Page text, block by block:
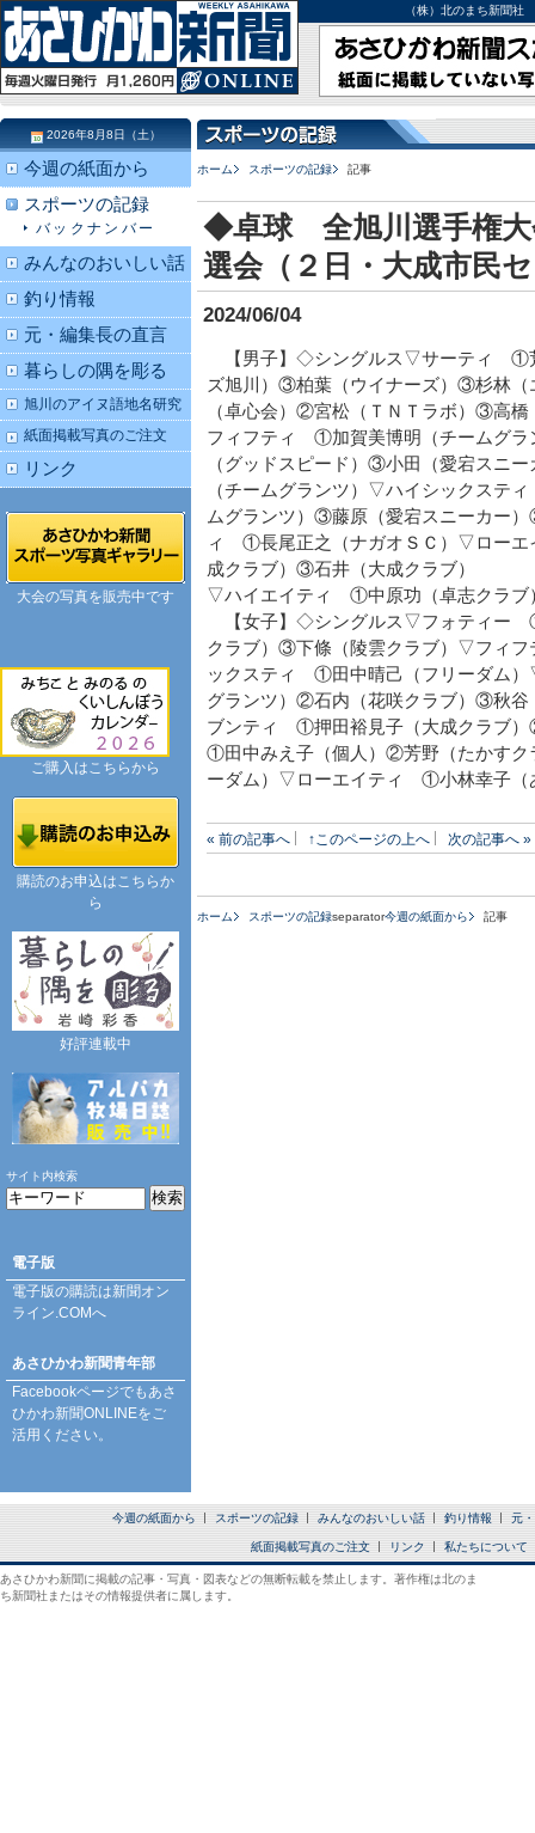
（株）北のまち新聞
ホーム スポーツの記録 記事
◆卓球 全旭川選手権大
選会（２日・大成市民
2024/06/04
【男子】◇シングルス▽サーティ ①
ズ旭川）③柏葉（ウイナーズ）③杉林
（卓心会）②宮松（ＴＮＴラボ）③高
フィフティ ①加賀美博明（チームグ
（グッドスピード）③小田（愛宕ス
（チームグランツ）▽ハイシックス
ムグランツ）③藤原（愛宕スニーカー
ィ ①長尾正之（ナガオＳＣ）▽ロー
成クラブ）③石井（大成クラブ）
▽ハイエイティ ①中原功（卓志クラブ
【女子】◇シングルス▽フォティー
クラブ）③下條（陵雲クラブ）▽フィ
ックスティ ①田中晴己（フリーダム
グランツ）②石内（花咲クラブ）③秋
ブンティ ①押田裕見子（大成クラブ
①田中みえ子（個人）②芳野（たかす
ーダム）▽ローエイティ ①小林幸子（
« 前の記事へ ↑このページの上へ 次の記事へ »
ホーム スポーツの記録separator今週の紙面から 記事
2026年8月8日（土）
今週の紙面から
スポーツの記録
バックナンバー
みんなのおいしい話
釣り情報
元・編集長の直言
暮らしの隅を彫る
旭川のアイヌ語地名研究
紙面掲載写真のご注文
リンク
大会の写真を販売中です
ご購入はこちらから
購読のお申込はこちらか
ら
好評連載中
サイト内検索
電子版
電子版の購読は新聞オン
ライン.COMへ
あさひかわ新聞青年部
Facebookページでもあさ
ひかわ新聞ONLINEをご
活用ください。
今週の紙面から スポーツの記録 みんなのおいしい話 釣り情報 元
紙面掲載写真のご注文 リンク 私たちについて
あさひかわ新聞に掲載の記事・写真・図表などの無断転載を禁止します。著作権は北のま
ち新聞社またはその情報提供者に属します。